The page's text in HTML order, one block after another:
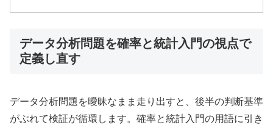
データ分析問題を確率と統計入門の視点で
定義し直す
データ分析問題を曖昧なまま走り出すと、後半の判断基準
がぶれて検証が循環します。確率と統計入門の用語に引き